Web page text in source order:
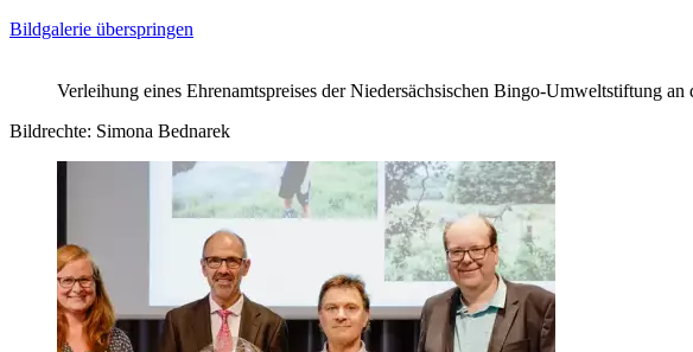
Bildgalerie überspringen
Verleihung eines Ehrenamtspreises der Niedersächsischen Bingo-Umweltstiftung
Bildrechte: Simona Bednarek